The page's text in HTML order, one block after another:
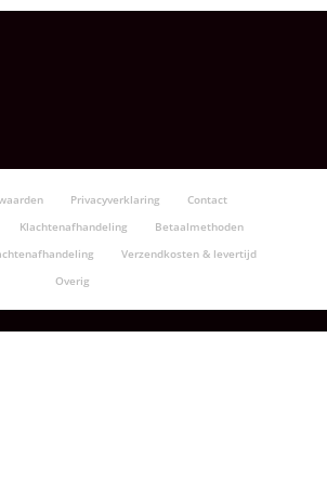
Privacyverklaring
Contact
Klachtenafhandeling
Betaalmethoden
Verzendkosten & levertijd
Overig